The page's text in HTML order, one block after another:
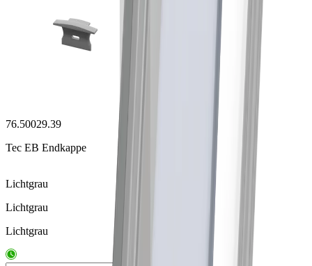
76.50029.39
Tec EB Endkappe
Lichtgrau
Lichtgrau
Lichtgrau